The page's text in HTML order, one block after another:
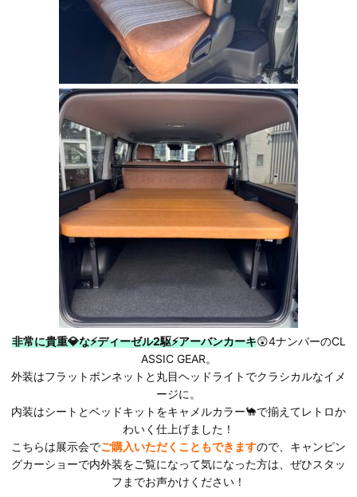
非常に貴重💎な⚡ディーゼル2駆⚡アーバンカーキ😲4ナンバーのCL
ASSIC GEAR。
外装はフラットボンネットと丸目ヘッドライトでクラシカルなイメ
ージに。
内装はシートとベッドキットをキャメルカラー🐪で揃えてレトロか
わいく仕上げました！
こちらは展示会でご購入いただくこともできますので、キャンピン
グカーショーで内外装をご覧になって気になった方は、ぜひスタッ
フまでお声かけください！